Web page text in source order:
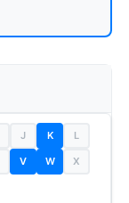
J K L
V W X